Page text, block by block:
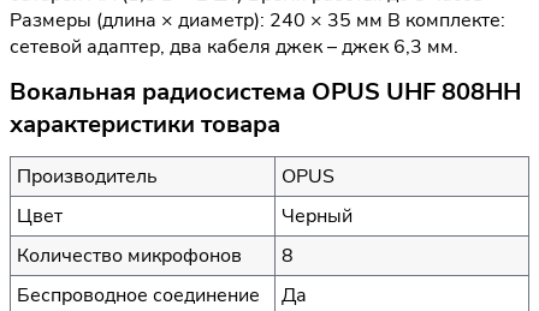
Размеры (длина × диаметр): 240 × 35 мм В комплекте:
сетевой адаптер, два кабеля джек – джек 6,3 мм.
Вокальная радиосистема OPUS UHF 808HH
характеристики товара
Производитель
OPUS
Цвет
Черный
Количество микрофонов
8
Беспроводное соединение
Да